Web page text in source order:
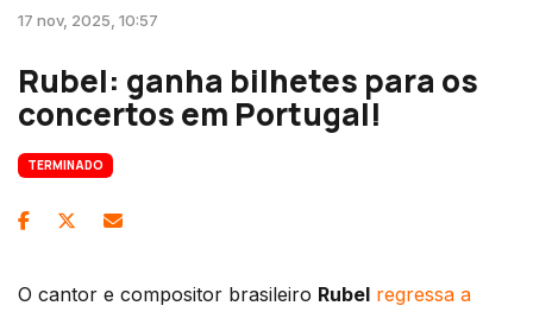
17 nov, 2025, 10:57
Rubel: ganha bilhetes para os
concertos em Portugal!
TERMINADO
O cantor e compositor brasileiro Rubel regressa a